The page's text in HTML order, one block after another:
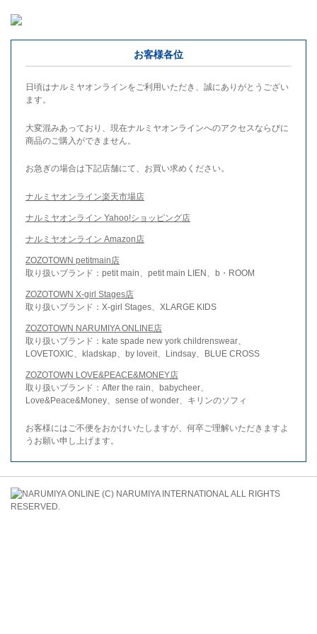
お客様各位
日頃はナルミヤオンラインをご利用いただき、誠にありがとうござい
ます。
大変混みあっており、現在ナルミヤオンラインへのアクセスならびに
商品のご購入ができません。
お急ぎの場合は下記店舗にて、お買い求めください。
ナルミヤオンライン楽天市場店
ナルミヤオンライン Yahoo!ショッピング店
ナルミヤオンライン Amazon店
ZOZOTOWN petitmain店
取り扱いブランド：petit main、petit main LIEN、b・ROOM
ZOZOTOWN X-girl Stages店
取り扱いブランド：X-girl Stages、XLARGE KIDS
ZOZOTOWN NARUMIYA ONLINE店
取り扱いブランド：kate spade new york childrenswear、
LOVETOXIC、kladskap、by loveit、Lindsay、BLUE CROSS
ZOZOTOWN LOVE&PEACE&MONEY店
取り扱いブランド：After the rain、babycheer、
Love&Peace&Money、sense of wonder、キリンのソフィ
お客様にはご不便をおかけいたしますが、何卒ご理解いただきますよ
うお願い申し上げます。